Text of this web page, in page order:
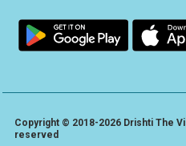
Copyright © 2018-2026 Drishti The
reserved